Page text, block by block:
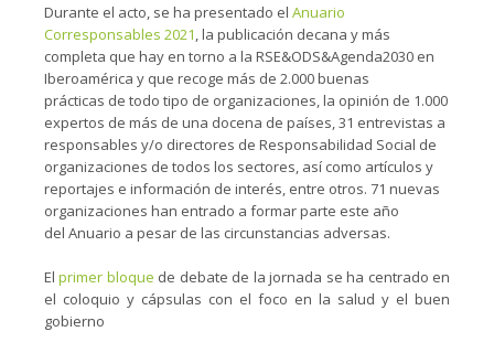
Durante el acto, se ha presentado el Anuario
Corresponsables 2021, la publicación decana y más
completa que hay en torno a la RSE&ODS&Agenda2030 en
Iberoamérica y que recoge más de 2.000 buenas
prácticas de todo tipo de organizaciones, la opinión de 1.000
expertos de más de una docena de países, 31 entrevistas a
responsables y/o directores de Responsabilidad Social de
organizaciones de todos los sectores, así como artículos y
reportajes e información de interés, entre otros. 71 nuevas
organizaciones han entrado a formar parte este año
del Anuario a pesar de las circunstancias adversas.
Elprimer bloque de debate de la jornada se ha centrado en
el coloquio y cápsulas con el foco en la salud y el buen
gobierno